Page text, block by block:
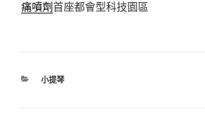
痛噴劑首座都會型科技園區
分
小提琴